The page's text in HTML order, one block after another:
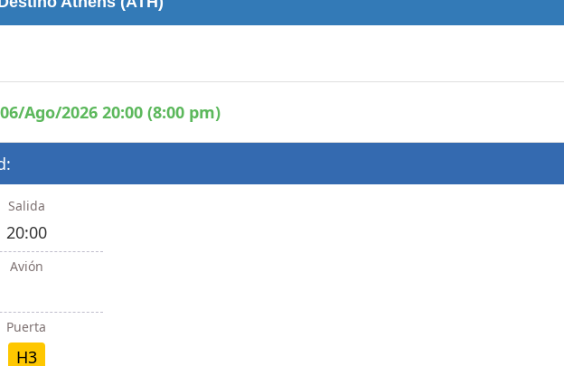
Ago/2026 20:00 (8:00 pm)
Salida
20:00
Avión
Puerta
H3
y Restaurantes
Áreas WiFi / Internet